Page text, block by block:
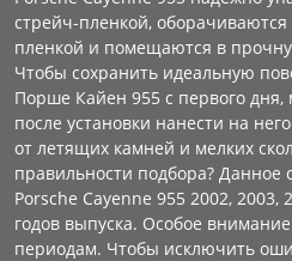
стрейч-пленкой,
пленкой и помещаются в
Чтобы сохранить идеальную
Порше Кайен 955 с первого
после установки нанести на
от летящих камней и мелких
правильности подбора? Данное
Porsche Cayenne 955 2002, 2003,
годов выпуска. Особое
периодам. Чтобы исключить